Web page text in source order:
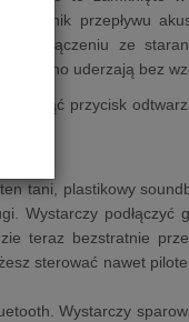
opornik przepływu
połączeniu ze
mocno uderzają bez
przycisk
tani, plastikowy
Wystarczy podłączyć
teraz bezstratnie
sterować nawet
Wystarczy